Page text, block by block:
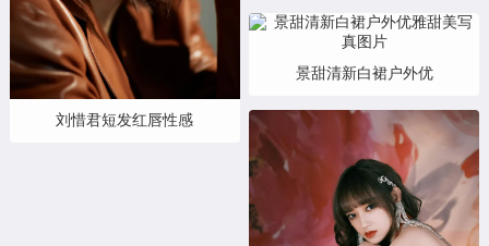
刘惜君短发红唇性感
景甜清新白裙户外优